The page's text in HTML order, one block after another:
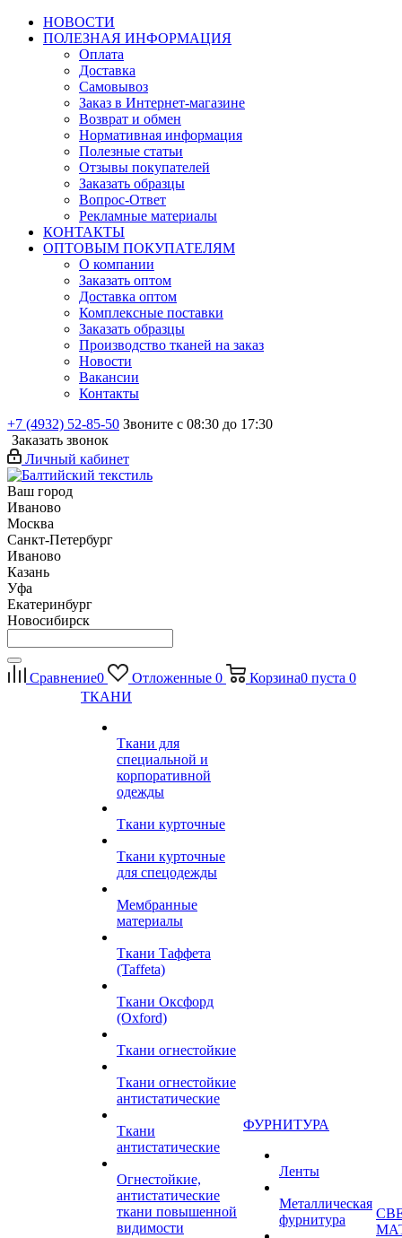
НОВОСТИ
ПОЛЕЗНАЯ ИНФОРМАЦИЯ
Оплата
Доставка
Самовывоз
Заказ в Интернет-магазине
Возврат и обмен
Нормативная информация
Полезные статьи
Отзывы покупателей
Заказать образцы
Вопрос-Ответ
Рекламные материалы
КОНТАКТЫ
ОПТОВЫМ ПОКУПАТЕЛЯМ
О компании
Заказать оптом
Доставка оптом
Комплексные поставки
Заказать образцы
Производство тканей на заказ
Новости
Вакансии
Контакты
+7 (4932) 52-85-50 Звоните с 08:30 до 17:30
Заказать звонок
Личный кабинет
Ваш город
Иваново
Москва
Санкт-Петербург
Иваново
Казань
Уфа
Екатеринбург
Новосибирск
Сравнение0 Отложенные 0 Корзина0 пуста 0
ТКАНИ
Ткани для
специальной и
корпоративной
одежды
Ткани курточные
Ткани курточные
для спецодежды
Мембранные
материалы
Ткани Таффета
(Taffeta)
Ткани Оксфорд
(Oxford)
Ткани огнестойкие
Ткани огнестойкие
антистатические
Ткани
антистатические
Огнестойкие,
антистатические
ткани повышенной
видимости
ФУРНИТУРА
Ленты
Металлическая
фурнитура